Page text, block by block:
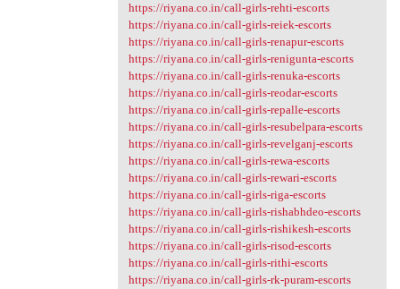
https://riyana.co.in/call-girls-rehti-escorts
https://riyana.co.in/call-girls-reiek-escorts
https://riyana.co.in/call-girls-renapur-escorts
https://riyana.co.in/call-girls-renigunta-escorts
https://riyana.co.in/call-girls-renuka-escorts
https://riyana.co.in/call-girls-reodar-escorts
https://riyana.co.in/call-girls-repalle-escorts
https://riyana.co.in/call-girls-resubelpara-escorts
https://riyana.co.in/call-girls-revelganj-escorts
https://riyana.co.in/call-girls-rewa-escorts
https://riyana.co.in/call-girls-rewari-escorts
https://riyana.co.in/call-girls-riga-escorts
https://riyana.co.in/call-girls-rishabhdeo-escorts
https://riyana.co.in/call-girls-rishikesh-escorts
https://riyana.co.in/call-girls-risod-escorts
https://riyana.co.in/call-girls-rithi-escorts
https://riyana.co.in/call-girls-rk-puram-escorts